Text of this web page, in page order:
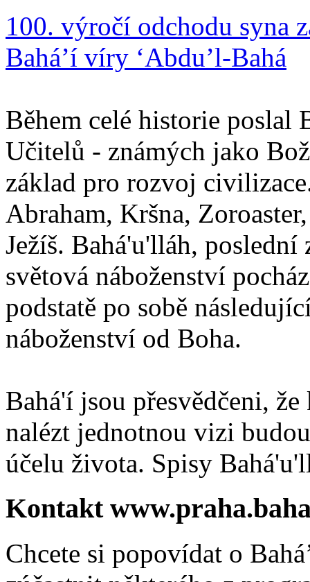
100. výročí odchodu syna
Bahá’í víry ‘Abdu’l-Bahá
Během celé historie poslal
Učitelů - známých jako
základ pro rozvoj
Abraham, Kršna,
Ježíš. Bahá'u'lláh,
světová náboženství
podstatě po sobě
náboženství od Boha.
Bahá'í jsou přesvědčeni,
nalézt jednotnou vizi
účelu života. Spisy
Kontakt
Chcete si popovídat o